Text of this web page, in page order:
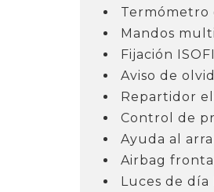
Termómetro
Mandos
Fijación
Aviso de
Repartidor
Control de
Ayuda al
Airbag
Luces de día